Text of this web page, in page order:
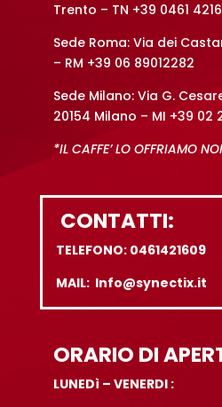
Trento – TN +39 0461
Sede Roma: Via dei
– RM +39 06 89012282
Sede Milano: Via G.
20154 Milano – MI +39 02
*IL CAFFE’ LO OFFRIAMO NOI
CONTATTI:
TELEFONO: 0461421609
MAIL: Info@synectix.it
ORARIO DI
LUNEDì – VENERDI :